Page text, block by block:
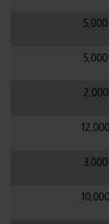
5,000
5,000
2,000
12,000
3,000
10,000